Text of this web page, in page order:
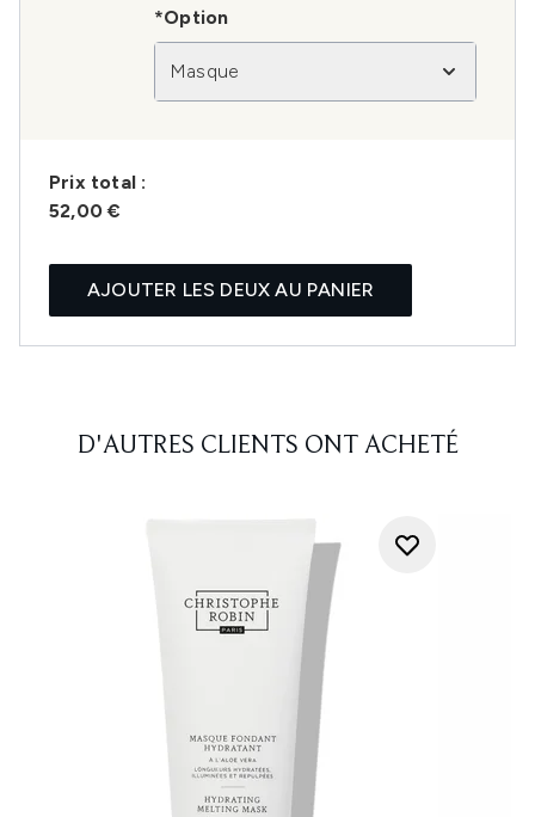
*Option
Masque
Prix ​​total :
52,00 €
AJOUTER LES DEUX AU PANIER
D'AUTRES CLIENTS ONT ACHETÉ